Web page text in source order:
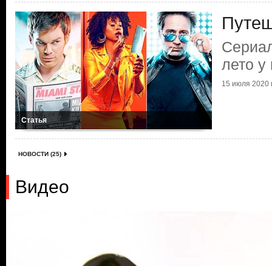
Статья
лето у
15 июля 2020
НОВОСТИ (25)
Видео